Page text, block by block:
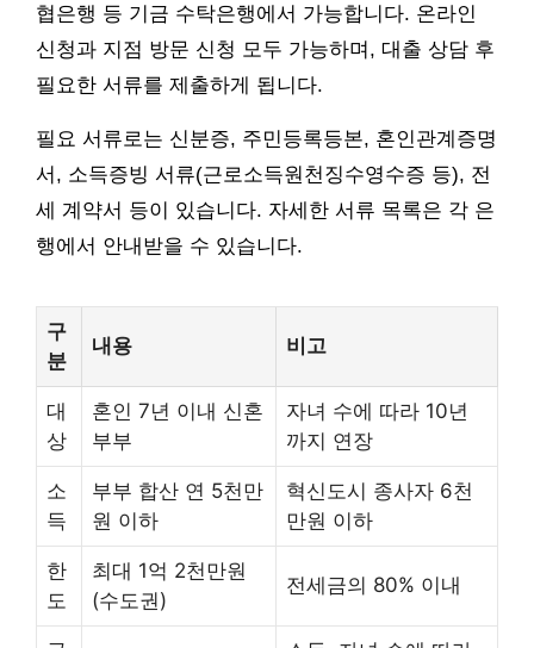
협은행 등 기금 수탁은행에서 가능합니다. 온라인
신청과 지점 방문 신청 모두 가능하며, 대출 상담 후
필요한 서류를 제출하게 됩니다.
필요 서류로는 신분증, 주민등록등본, 혼인관계증명
서, 소득증빙 서류(근로소득원천징수영수증 등), 전
세 계약서 등이 있습니다. 자세한 서류 목록은 각 은
행에서 안내받을 수 있습니다.
구
분
내용 비고
대
상
혼인 7년 이내 신혼
부부
자녀 수에 따라 10년
까지 연장
소
득
부부 합산 연 5천만
원 이하
혁신도시 종사자 6천
만원 이하
한
도
최대 1억 2천만원
(수도권)
전세금의 80% 이내